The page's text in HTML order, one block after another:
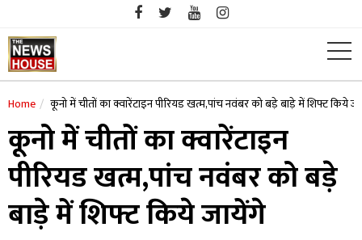
content
Home कूनो में चीतों का क्वारेंटाइन पीरियड खत्म,पांच नवंबर को बड़े बाड़े में शिफ्ट किये
कूनो में चीतों का क्वारेंटाइन
पीरियड खत्म,पांच नवंबर को बड़े
बाड़े में शिफ्ट किये जायेंगे